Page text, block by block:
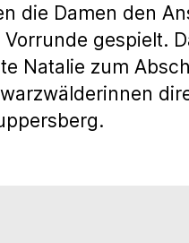
die Damen den
gespielt.
Natalie zum